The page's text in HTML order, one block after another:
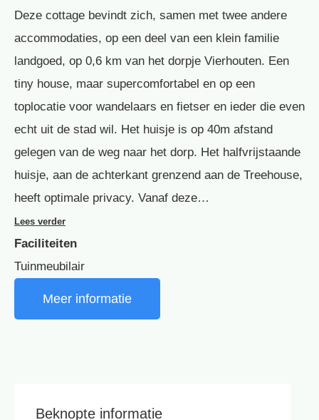
Deze cottage bevindt zich, samen met twee andere
accommodaties, op een deel van een klein familie
landgoed, op 0,6 km van het dorpje Vierhouten. Een
tiny house, maar supercomfortabel en op een
toplocatie voor wandelaars en fietser en ieder die even
echt uit de stad wil. Het huisje is op 40m afstand
gelegen van de weg naar het dorp. Het halfvrijstaande
huisje, aan de achterkant grenzend aan de Treehouse,
heeft optimale privacy. Vanaf deze…
Lees verder
Faciliteiten
Tuinmeubilair
Meer informatie
Beknopte informatie